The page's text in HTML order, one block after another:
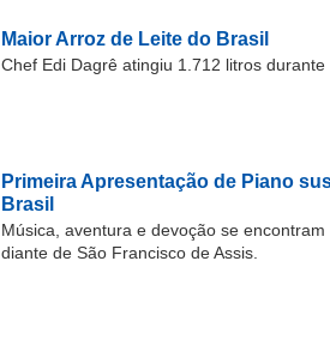
Maior Arroz de Leite do Brasil
Chef Edi Dagrê atingiu 1.712 litros
Primeira Apresentação de Piano
Brasil
Música, aventura e devoção se
diante de São Francisco de Assis.